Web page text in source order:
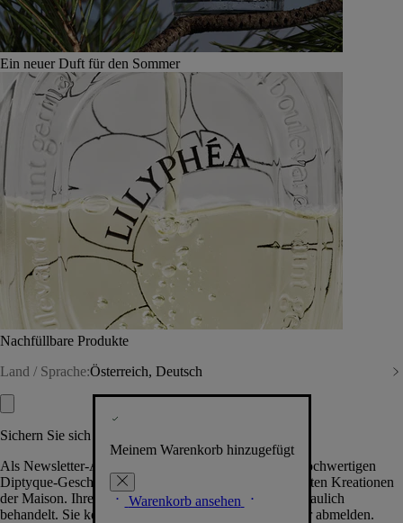
Ein neuer Duft für den Sommer
Nachfüllbare Produkte
Land / Sprache:Österreich, Deutsch
Meinem Warenkorb hinzugefügt
Warenkorb ansehen
Sichern Sie sich exklusive Vorteile
Als Newsletter-Abonnent.in erhalten Sie Zugang zu hochwertigen
Diptyque-Geschenken, Events & News über die neuesten Kreationen
der Maison. Ihre Daten werden selbstverständlich vertraulich
behandelt. Sie können sich jederzeit problemlos wieder abmelden.